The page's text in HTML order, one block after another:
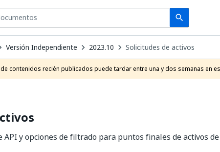
search
Search
Versión Independiente 2023.10 Solicitudes de activos
contenidos recién publicados puede tardar entre una y dos semanas en
API y opciones de filtrado para puntos finales de activos de